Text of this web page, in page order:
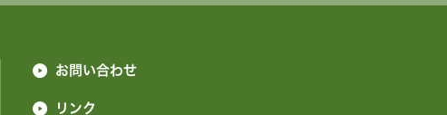
お問い合わせ
リンク